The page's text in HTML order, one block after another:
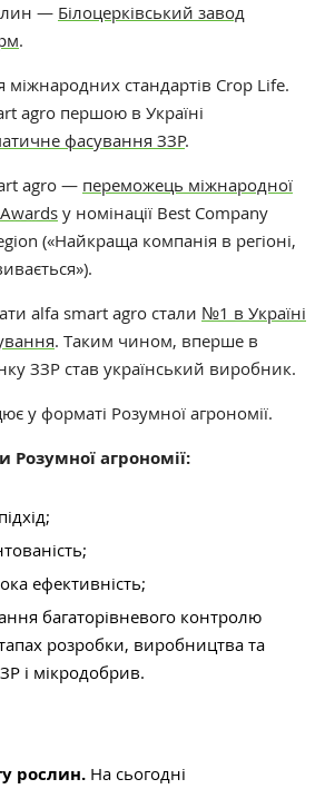
— Білоцерківський завод
.
стандартів Crop Life.
agro першою в Україні
фасування ЗЗР.
agro — переможець міжнародної
у номінації Best Company
(«Найкраща компанія в регіоні,
alfa smart agro стали №1 в Україні
. Таким чином, вперше в
ЗЗР став український виробник.
у форматі Розумної агрономії.
агрономії:
ефективність;
багаторівневого контролю
розробки, виробництва та
і мікродобрив.
рослин. На сьогодні